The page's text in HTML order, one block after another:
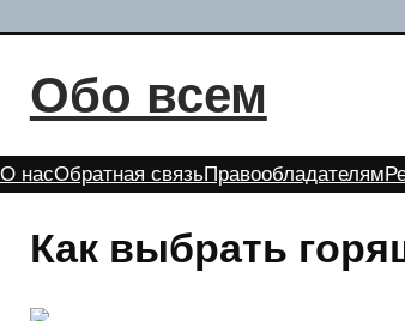
содержимому
Обо всем
О насОбратная связьПравообладателям
Как выбрать